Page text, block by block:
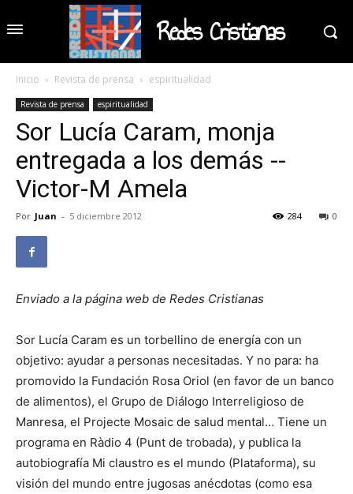
Redes Cristianas
Inicio Revista de prensa espiritualidad
Revista de prensa espiritualidad
Sor Lucía Caram, monja
entregada a los demás --
Victor-M Amela
Por Juan - 5 diciembre 2012 0
284
Enviado a la página web de Redes Cristianas
Sor Lucía Caram es un torbellino de energía con un
objetivo: ayudar a personas necesitadas. Y no para: ha
promovido la Fundación Rosa Oriol (en favor de un banco
de alimentos), el Grupo de Diálogo Interreligioso de
Manresa, el Projecte Mosaic de salud mental… Tiene un
programa en Ràdio 4 (Punt de trobada), y publica la
autobiografía Mi claustro es el mundo (Plataforma), su
visión del mundo entre jugosas anécdotas (como esa